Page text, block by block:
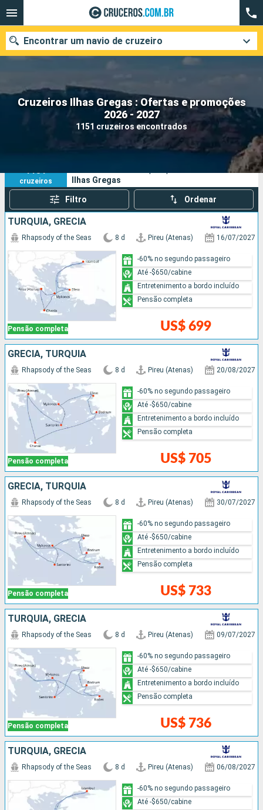
Cruzeiros Ilhas Gregas : Ofertas e promoções
2026 - 2027
1151 cruzeiros encontrados
Encontrar um navio de cruzeiro
Quando ir?
Data de partida
Pesquisar
1151
cruzeiros
Ilhas Gregas
Filtro Ordenar
TURQUIA, GRÉCIA
Pensão completa
Rhapsody of the Seas 8 d Pireu (Atenas) 16/07/2027
US$ 699
-60% no segundo passageiro
Até -$650/cabine
Entretenimento a bordo incluído
Pensão completa
GRÉCIA, TURQUIA
Pensão completa
Rhapsody of the Seas 8 d Pireu (Atenas) 20/08/2027
US$ 705
-60% no segundo passageiro
Até -$650/cabine
Entretenimento a bordo incluído
Pensão completa
GRÉCIA, TURQUIA
Pensão completa
Rhapsody of the Seas 8 d Pireu (Atenas) 30/07/2027
US$ 733
-60% no segundo passageiro
Até -$650/cabine
Entretenimento a bordo incluído
Pensão completa
TURQUIA, GRÉCIA
Pensão completa
Rhapsody of the Seas 8 d Pireu (Atenas) 09/07/2027
US$ 736
-60% no segundo passageiro
Até -$650/cabine
Entretenimento a bordo incluído
Pensão completa
TURQUIA, GRÉCIA
Rhapsody of the Seas 8 d Pireu (Atenas) 06/08/2027
-60% no segundo passageiro
Até -$650/cabine